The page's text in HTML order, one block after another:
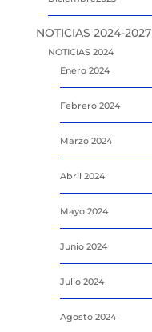
NOTICIAS 2024-2027
NOTICIAS 2024
Enero 2024
Febrero 2024
Marzo 2024
Abril 2024
Mayo 2024
Junio 2024
Julio 2024
Agosto 2024